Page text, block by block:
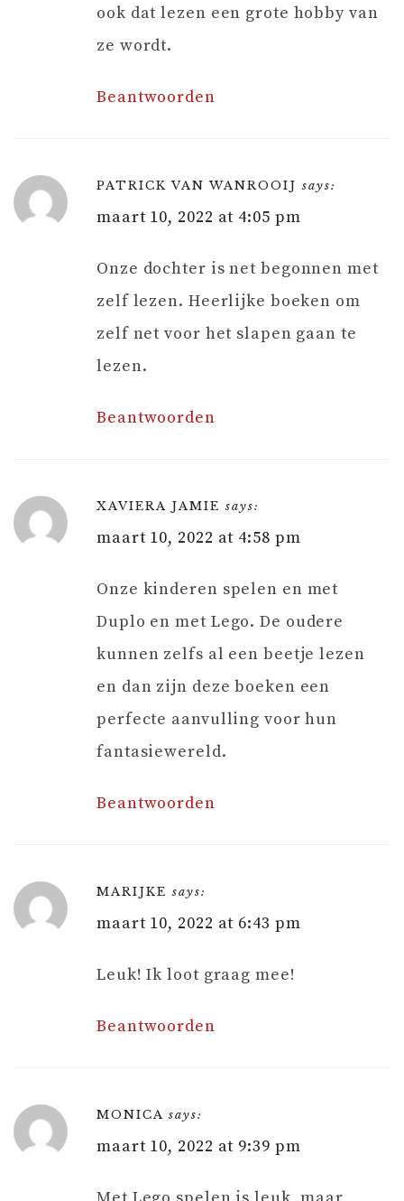
ook dat lezen een grote hobby van
ze wordt.
Beantwoorden
PATRICK VAN WANROOIJ says:
maart 10, 2022 at 4:05 pm
Onze dochter is net begonnen met
zelf lezen. Heerlijke boeken om
zelf net voor het slapen gaan te
lezen.
Beantwoorden
XAVIERA JAMIE says:
maart 10, 2022 at 4:58 pm
Onze kinderen spelen en met
Duplo en met Lego. De oudere
kunnen zelfs al een beetje lezen
en dan zijn deze boeken een
perfecte aanvulling voor hun
fantasiewereld.
Beantwoorden
MARIJKE says:
maart 10, 2022 at 6:43 pm
Leuk! Ik loot graag mee!
Beantwoorden
MONICA says:
maart 10, 2022 at 9:39 pm